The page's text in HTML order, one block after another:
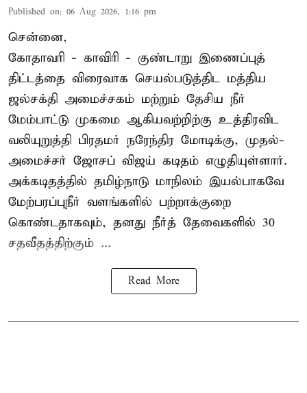
Published on: 06 Aug 2026, 1:16 pm
சென்னை,
கோதாவரி - காவிரி - குண்டாறு இணைப்புத்
திட்டத்தை விரைவாக செயல்படுத்திட மத்திய
ஜல்சக்தி அமைச்சகம் மற்றும் தேசிய நீர்
மேம்பாட்டு முகமை ஆகியவற்றிற்கு உத்திரவிட
வலியுறுத்தி பிரதமர் நரேந்திர மோடிக்கு, முதல்-
அமைச்சர் ஜோசப் விஜய் கடிதம் எழுதியுள்ளார்.
அக்கடிதத்தில் தமிழ்நாடு மாநிலம் இயல்பாகவே
மேற்பரப்புநீர் வளங்களில் பற்றாக்குறை
கொண்டதாகவும், தனது நீர்த் தேவைகளில் 30
சதவீதத்திற்கும் ...
Read More